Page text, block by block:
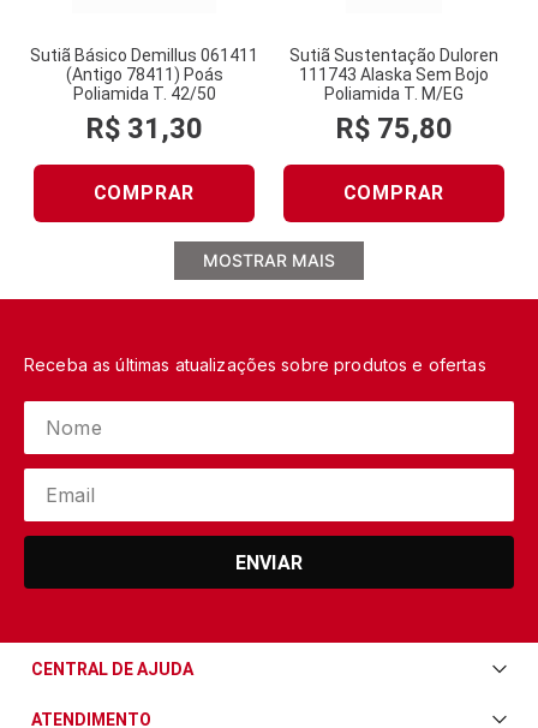
Sutiã Básico Demillus 061411
(Antigo 78411) Poás
Poliamida T. 42/50
R$ 31 ,30
COMPRAR
Sutiã Sustentação Duloren
111743 Alaska Sem Bojo
Poliamida T. M/EG
R$ 75,80
COMPRAR
MOSTRAR MAIS
Receba as últimas atualizações sobre produtos e ofertas
ENVIAR
CENTRAL DE AJUDA
ATENDIMENTO